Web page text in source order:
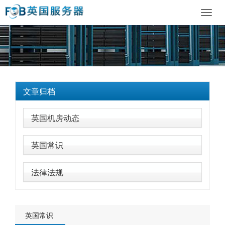
文章归档
英国机房动态
英国常识
法律法规
英国常识